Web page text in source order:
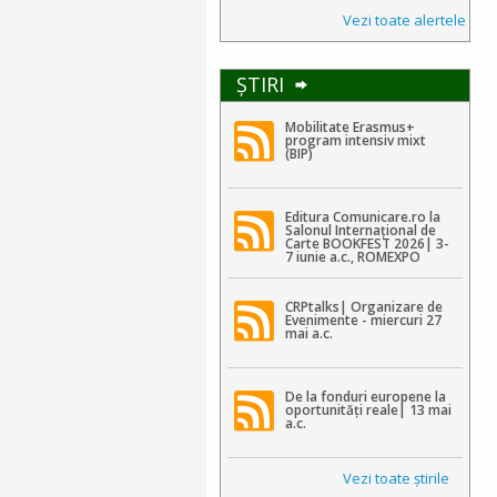
Vezi toate alertele
ŞTIRI
Mobilitate Erasmus+
program intensiv mixt
(BIP)
Editura Comunicare.ro la
Salonul Internațional de
Carte BOOKFEST 2026| 3-
7 iunie a.c., ROMEXPO
CRPtalks| Organizare de
Evenimente - miercuri 27
mai a.c.
De la fonduri europene la
oportunități reale| 13 mai
a.c.
Vezi toate ştirile